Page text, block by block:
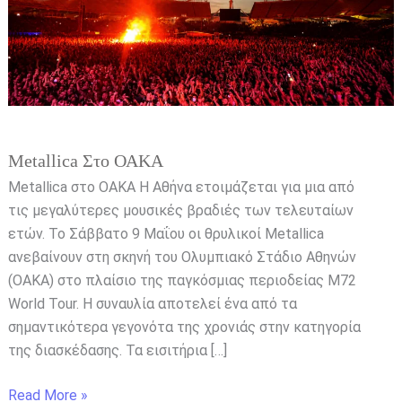
Metallica Στο ΟΑΚΑ
Metallica στο ΟΑΚΑ Η Αθήνα ετοιμάζεται για μια από
τις μεγαλύτερες μουσικές βραδιές των τελευταίων
ετών. Το Σάββατο 9 Μαΐου οι θρυλικοί Metallica
ανεβαίνουν στη σκηνή του Ολυμπιακό Στάδιο Αθηνών
(ΟΑΚΑ) στο πλαίσιο της παγκόσμιας περιοδείας M72
World Tour. Η συναυλία αποτελεί ένα από τα
σημαντικότερα γεγονότα της χρονιάς στην κατηγορία
της διασκέδασης. Τα εισιτήρια […]
Read More »